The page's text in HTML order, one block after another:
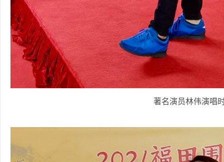
著名演员林伟演唱